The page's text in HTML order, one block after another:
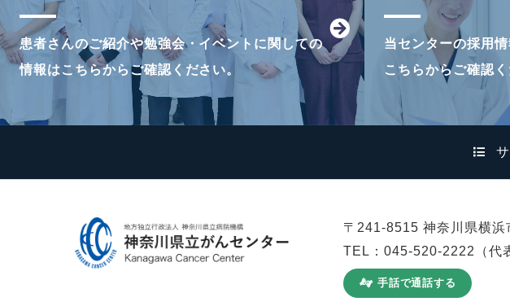
患者さんのご紹介や勉強会・イベントに関しての
情報はこちらからご確認ください。
当センターの採用
こちらからご確認く
〒241-8515 神奈川県横浜
TEL：045-520-2222 （代
手話で通話する